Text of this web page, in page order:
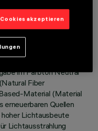
oder
im Farbton Neutral
Fiber
Material (Material
erneuerbaren Quellen
Lichtausbeute
Lichtausstrahlung
akzeptieren